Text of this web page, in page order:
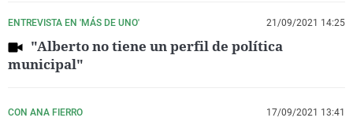
ENTREVISTA EN 'MÁS DE UNO' 21/09/2021 14:25
"Alberto no tiene un perfil de política
municipal"
CON ANA FIERRO 17/09/2021 13:41